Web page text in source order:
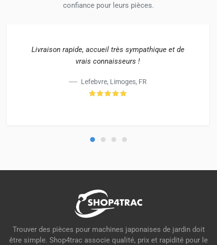
confiance pour leurs pièces.
Livraison rapide, accueil très sympathique et de
vrais connaisseurs !
Lefebvre, Limoges, FR
Trouver des pièces pour machines japonaises de jardin doit
être simple. Shop4trac associe qualité, prix et rapidité pour le